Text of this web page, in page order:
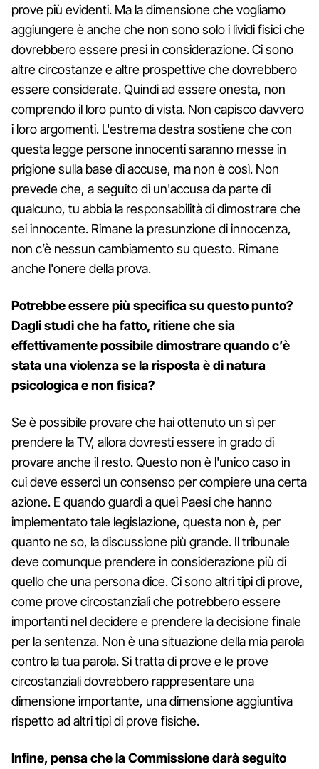
prove più evidenti. Ma la dimensione che vogliamo
aggiungere è anche che non sono solo i lividi fisici che
dovrebbero essere presi in considerazione. Ci sono
altre circostanze e altre prospettive che dovrebbero
essere considerate. Quindi ad essere onesta, non
comprendo il loro punto di vista. Non capisco davvero
i loro argomenti. L'estrema destra sostiene che con
questa legge persone innocenti saranno messe in
prigione sulla base di accuse, ma non è così. Non
prevede che, a seguito di un'accusa da parte di
qualcuno, tu abbia la responsabilità di dimostrare che
sei innocente. Rimane la presunzione di innocenza,
non c’è nessun cambiamento su questo. Rimane
anche l'onere della prova.
Potrebbe essere più specifica su questo punto?
Dagli studi che ha fatto, ritiene che sia
effettivamente possibile dimostrare quando c’è
stata una violenza se la risposta è di natura
psicologica e non fisica?
Se è possibile provare che hai ottenuto un sì per
prendere la TV, allora dovresti essere in grado di
provare anche il resto. Questo non è l'unico caso in
cui deve esserci un consenso per compiere una certa
azione. E quando guardi a quei Paesi che hanno
implementato tale legislazione, questa non è, per
quanto ne so, la discussione più grande. Il tribunale
deve comunque prendere in considerazione più di
quello che una persona dice. Ci sono altri tipi di prove,
come prove circostanziali che potrebbero essere
importanti nel decidere e prendere la decisione finale
per la sentenza. Non è una situazione della mia parola
contro la tua parola. Si tratta di prove e le prove
circostanziali dovrebbero rappresentare una
dimensione importante, una dimensione aggiuntiva
rispetto ad altri tipi di prove fisiche.
Infine, pensa che la Commissione darà seguito